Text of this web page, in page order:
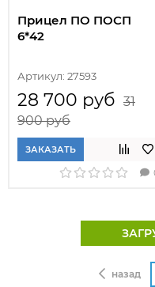
Прицел ПО ПОСП
6*42
Артикул: 27593
28 700 руб 31
900 руб
ЗАКАЗАТЬ
назад